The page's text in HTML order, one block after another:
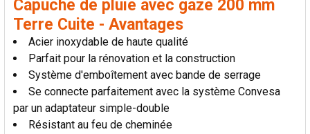
LA
SÉLECTION
AU PANIER
Capuche de pluie avec gaze 200 mm
Terre Cuite - Avantages
Acier inoxydable de haute qualité
Parfait pour la rénovation et la construction
Système d'emboîtement avec bande de serrage
Se connecte parfaitement avec la système Convesa
par un adaptateur simple-double
Résistant au feu de cheminée